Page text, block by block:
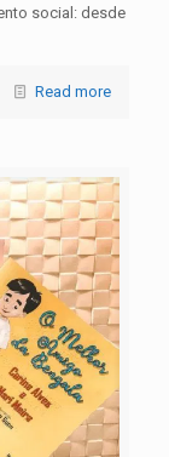
social: desde
Read more